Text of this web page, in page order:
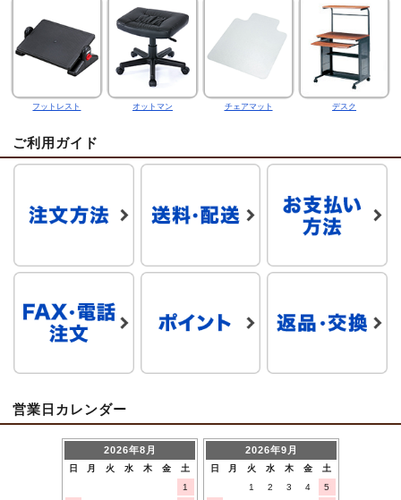
フットレスト オットマン チェアマット デスク
ご利用ガイド
営業日カレンダー
2026年8月
日 月 火 水 木 金
土
1
2026年9月
日 月 火 水 木 金
土
1
2 3 4
5